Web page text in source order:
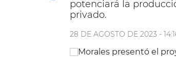
potenciará la
privado.
28 DE AGOSTO DE 2023 -